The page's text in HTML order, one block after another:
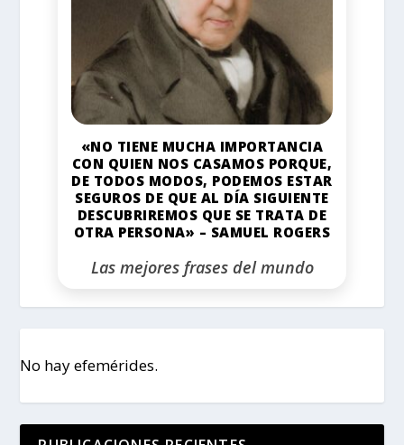
«NO TIENE MUCHA IMPORTANCIA
CON QUIEN NOS CASAMOS PORQUE,
DE TODOS MODOS, PODEMOS ESTAR
SEGUROS DE QUE AL DÍA SIGUIENTE
DESCUBRIREMOS QUE SE TRATA DE
OTRA PERSONA» – SAMUEL ROGERS
Las mejores frases del mundo
No hay efemérides.